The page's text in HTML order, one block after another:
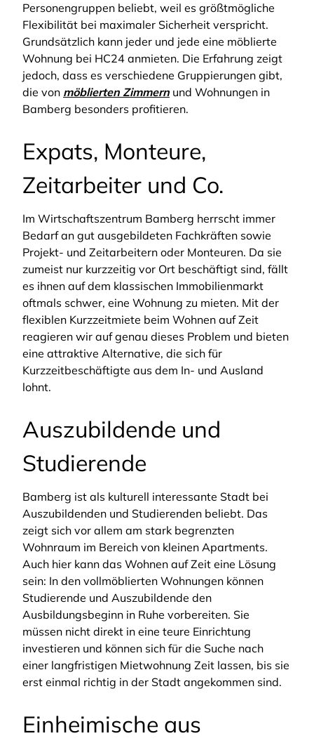
Personengruppen beliebt, weil es größtmögliche
Flexibilität bei maximaler Sicherheit verspricht.
Grundsätzlich kann jeder und jede eine möblierte
Wohnung bei HC24 anmieten. Die Erfahrung zeigt
jedoch, dass es verschiedene Gruppierungen gibt,
die von möblierten Zimmern und Wohnungen in
Bamberg besonders profitieren.
Expats, Monteure,
Zeitarbeiter und Co.
Im Wirtschaftszentrum Bamberg herrscht immer
Bedarf an gut ausgebildeten Fachkräften sowie
Projekt- und Zeitarbeitern oder Monteuren. Da sie
zumeist nur kurzzeitig vor Ort beschäftigt sind, fällt
es ihnen auf dem klassischen Immobilienmarkt
oftmals schwer, eine Wohnung zu mieten. Mit der
flexiblen Kurzzeitmiete beim Wohnen auf Zeit
reagieren wir auf genau dieses Problem und bieten
eine attraktive Alternative, die sich für
Kurzzeitbeschäftigte aus dem In- und Ausland
lohnt.
Auszubildende und
Studierende
Bamberg ist als kulturell interessante Stadt bei
Auszubildenden und Studierenden beliebt. Das
zeigt sich vor allem am stark begrenzten
Wohnraum im Bereich von kleinen Apartments.
Auch hier kann das Wohnen auf Zeit eine Lösung
sein: In den vollmöblierten Wohnungen können
Studierende und Auszubildende den
Ausbildungsbeginn in Ruhe vorbereiten. Sie
müssen nicht direkt in eine teure Einrichtung
investieren und können sich für die Suche nach
einer langfristigen Mietwohnung Zeit lassen, bis sie
erst einmal richtig in der Stadt angekommen sind.
Einheimische aus